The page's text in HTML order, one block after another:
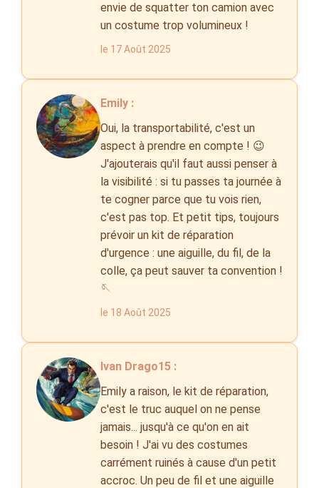
envie de squatter ton camion avec
un costume trop volumineux !
le 17 Août 2025
Emily :
Oui, la transportabilité, c'est un
aspect à prendre en compte ! 😉
J'ajouterais qu'il faut aussi penser à
la visibilité : si tu passes ta journée à
te cogner parce que tu vois rien,
c'est pas top. Et petit tips, toujours
prévoir un kit de réparation
d'urgence : une aiguille, du fil, de la
colle, ça peut sauver ta convention !
🪡
le 18 Août 2025
Ivan Drago15 :
Emily a raison, le kit de réparation,
c'est le truc auquel on ne pense
jamais... jusqu'à ce qu'on en ait
besoin ! J'ai vu des costumes
carrément ruinés à cause d'un petit
accroc. Un peu de fil et une aiguille